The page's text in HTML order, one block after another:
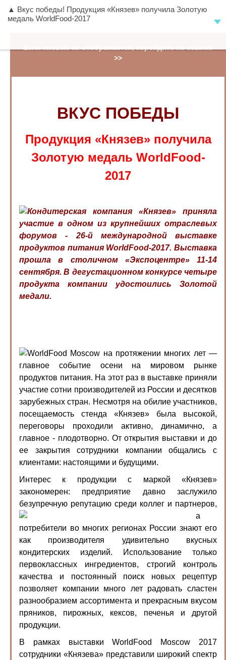
▲ Вкус победы! Продукция «Князев» получила Золотую
медаль WorldFood-2017
>>
ВКУС ПОБЕДЫ
Продукция «Князев» получила
Золотую медаль WorldFood-
2017
Кондитерская компания «Князев» приняла
участие в одном из крупнейших отраслевых
форумов - 26-й международной выставке
продуктов питания WorldFood-2017. Выставка
прошла в столичном «Экспоцентре» 11-14
сентября. В дегустационном конкурсе четыре
продукта компании удостоились Золотой
медали.
WorldFood Moscow на протяжении многих лет —
главное событие осени на мировом рынке
продуктов питания. На этот раз в выставке приняли
участие сотни производителей из России и десятков
зарубежных стран. Несмотря на обилие участников,
посещаемость стенда «Князев» была высокой,
переговоры проходили активно, динамично, а
главное - плодотворно. От открытия выставки и до
ее закрытия сотрудники компании общались с
клиентами: настоящими и будущими.
Интерес к продукции с маркой «Князев»
закономерен: предприятие давно заслужило
безупречную репутацию среди коллег и партнеров,
а
потребители во многих регионах России знают его
как производителя удивительно вкусных
кондитерских изделий. Использование только
первоклассных ингредиентов, строгий контроль
качества и постоянный поиск новых рецептур
позволяет компании много лет радовать сластен
разнообразием ассортимента и прекрасным вкусом
пряников, пирожных, кексов, печенья и другой
продукции.
В рамках выставки WorldFood Moscow 2017
сотрудники «Князева» представили широкий спектр